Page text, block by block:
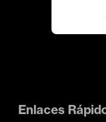
Enlaces